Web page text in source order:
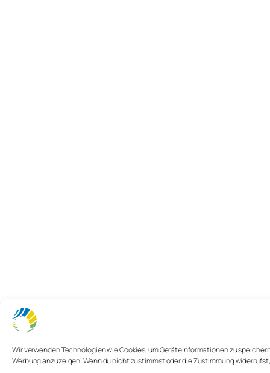
Wir verwenden Technologien wie Cookies, um Geräteinformationen zu
Werbung anzuzeigen. Wenn du nicht zustimmst oder die Zustimmung